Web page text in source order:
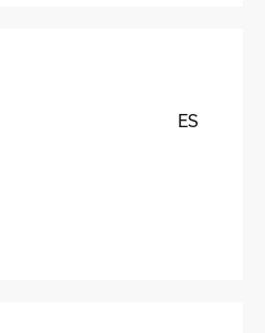
ES